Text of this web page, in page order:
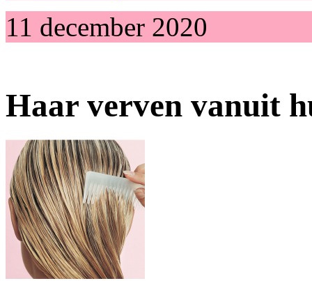
11 december 2020
Haar verven vanuit